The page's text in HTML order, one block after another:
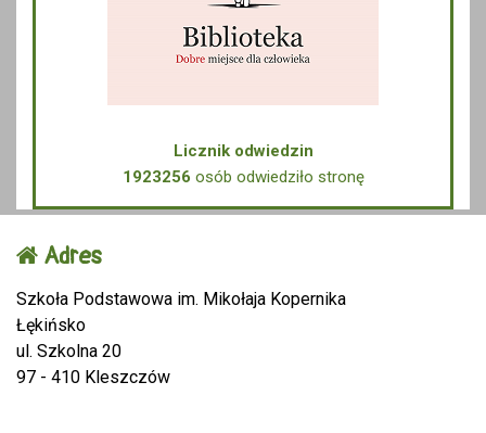
Licznik odwiedzin
1923256 osób odwiedziło stronę
Adres
Szkoła Podstawowa im. Mikołaja Kopernika
Łękińsko
ul. Szkolna 20
97 - 410 Kleszczów